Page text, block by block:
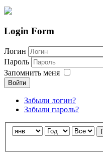
Login Form
Логин
Пароль
Запомнить меня
Войти
Забыли логин?
Забыли пароль?
nachodki.ruинтернет-